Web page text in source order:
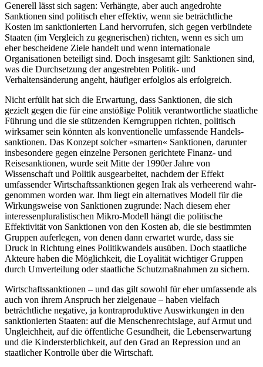
Generell lässt sich sagen: Verhängte, aber auch angedrohte
Sanktionen sind politisch eher effektiv, wenn sie beträchtliche
Kosten im sanktionierten Land hervorrufen, sich gegen verbündete
Staaten (im Ver­gleich zu gegnerischen) richten, wenn es sich um
eher bescheidene Ziele handelt und wenn internationale
Organisationen beteiligt sind. Doch insgesamt gilt: Sanktionen sind,
was die Durchsetzung der an­gestrebten Politik- und
Verhaltensänderung angeht, häufiger erfolglos als erfolgreich.
Nicht erfüllt hat sich die Erwartung, dass Sanktionen, die sich
gezielt gegen die für eine anstößige Politik verantwortliche staatliche
Führung und die sie stüt­zenden Kerngruppen richten, politisch
wirksamer sein könnten als konventionelle umfassende Handels­
sanktionen. Das Konzept solcher »smarten« Sanktio­nen, darunter
insbesondere gegen einzelne Personen gerichtete Finanz- und
Reisesanktionen, wurde seit Mitte der 1990er Jahre von
Wissenschaft und Politik ausgearbeitet, nachdem der Effekt
umfassender Wirt­schaftssanktionen gegen Irak als verheerend wahr­
genommen worden war. Ihm liegt ein alternatives Modell für die
Wirkungsweise von Sanktionen zu­grunde: Nach diesem eher
interessenpluralistischen Mikro-Modell hängt die politische
Effektivität von Sanktionen von den Kosten ab, die sie bestimmten
Gruppen auferlegen, von denen dann erwartet wurde, dass sie
Druck in Richtung eines Politikwandels aus­üben. Doch staatliche
Akteure haben die Möglichkeit, die Loya­lität wichtiger Gruppen
durch Umverteilung oder staatliche Schutzmaßnahmen zu sichern.
Wirtschaftssanktionen – und das gilt sowohl für eher umfassende als
auch von ihrem Anspruch her zielgenaue – haben vielfach
beträchtliche negative, ja kontraproduktive Auswirkungen in den
sanktionierten Staaten: auf die Menschenrechtslage, auf Armut und
Ungleichheit, auf die öffentliche Gesund­heit, die Lebenserwartung
und die Kindersterblichkeit, auf den Grad an Repression und an
staatlicher Kontrolle über die Wirtschaft.